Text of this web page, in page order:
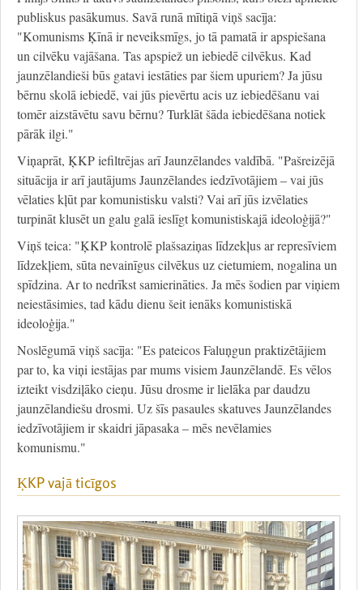
publiskus pasākumus. Savā runā mītiņā viņš sacīja:
"Komunisms Ķīnā ir neveiksmīgs, jo tā pamatā ir apspiešana
un cilvēku vajāšana. Tas apspiež un iebiedē cilvēkus. Kad
jaunzēlandieši būs gatavi iestāties par šiem upuriem? Ja jūsu
bērnu skolā iebiedē, vai jūs pievērtu acis uz iebiedēšanu vai
tomēr aizstāvētu savu bērnu? Turklāt šāda iebiedēšana notiek
pārāk ilgi."
Viņaprāt, ĶKP iefiltrējas arī Jaunzēlandes valdībā. "Pašreizējā
situācija ir arī jautājums Jaunzēlandes iedzīvotājiem – vai jūs
vēlaties kļūt par komunistisku valsti? Vai arī jūs izvēlaties
turpināt klusēt un galu galā ieslīgt komunistiskajā ideoloģijā?"
Viņš teica: "ĶKP kontrolē plašsaziņas līdzekļus ar represīviem
līdzekļiem, sūta nevainīgus cilvēkus uz cietumiem, nogalina un
spīdzina. Ar to nedrīkst samierināties. Ja mēs šodien par viņiem
neiestāsimies, tad kādu dienu šeit ienāks komunistiskā
ideoloģija."
Noslēgumā viņš sacīja: "Es pateicos Faluņgun praktizētājiem
par to, ka viņi iestājas par mums visiem Jaunzēlandē. Es vēlos
izteikt visdziļāko cieņu. Jūsu drosme ir lielāka par daudzu
jaunzēlandiešu drosmi. Uz šīs pasaules skatuves Jaunzēlandes
iedzīvotājiem ir skaidri jāpasaka – mēs nevēlamies
komunismu."
ĶKP vajā ticīgos